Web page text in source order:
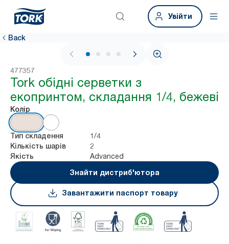
Увійти
Back
1 / 4
477357
Tork обідні серветки з
екопринтом, складання 1/4, бежеві
Колір
Тип складення 1/4
Кількість шарів 2
Якість
Advanced
Знайти дистриб'ютора
Завантажити паспорт товару